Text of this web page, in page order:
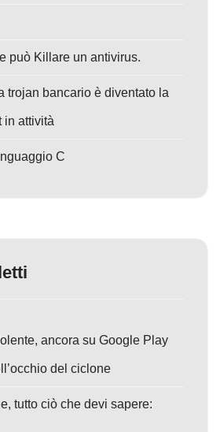
può Killare un antivirus.
trojan bancario è diventato la
in attività
C
ancora su Google Play
del ciclone
tutto ciò che devi sapere: